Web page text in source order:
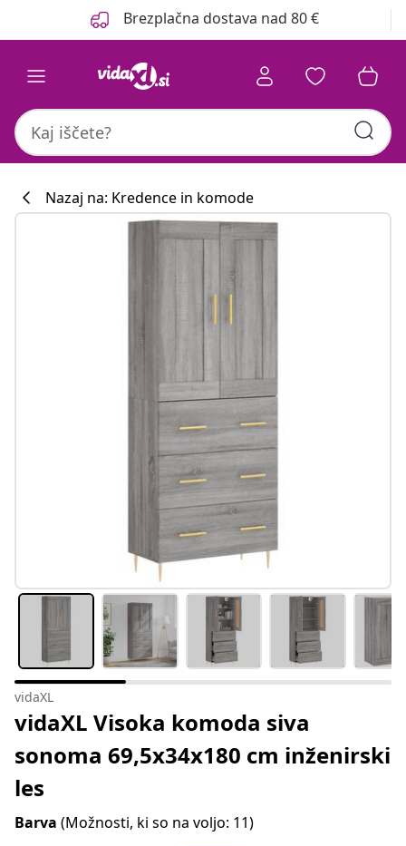
Brezplačna dostava nad 80 €
Nazaj na: Kredence in komode
vidaXL
vidaXL Visoka komoda siva
sonoma 69,5x34x180 cm inženirski
les
Barva (Možnosti, ki so na voljo: 11)